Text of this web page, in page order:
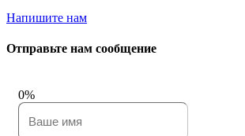
Напишите нам
Отправьте нам сообщение
0%